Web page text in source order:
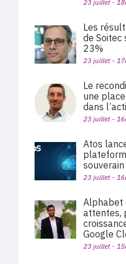
23 juillet -
Les
de Soitec
23%
23 juillet -
Le
une
dans
23 juillet -
Atos
souverain
23 juillet -
Alphabet
attentes,
Google
23 juillet -